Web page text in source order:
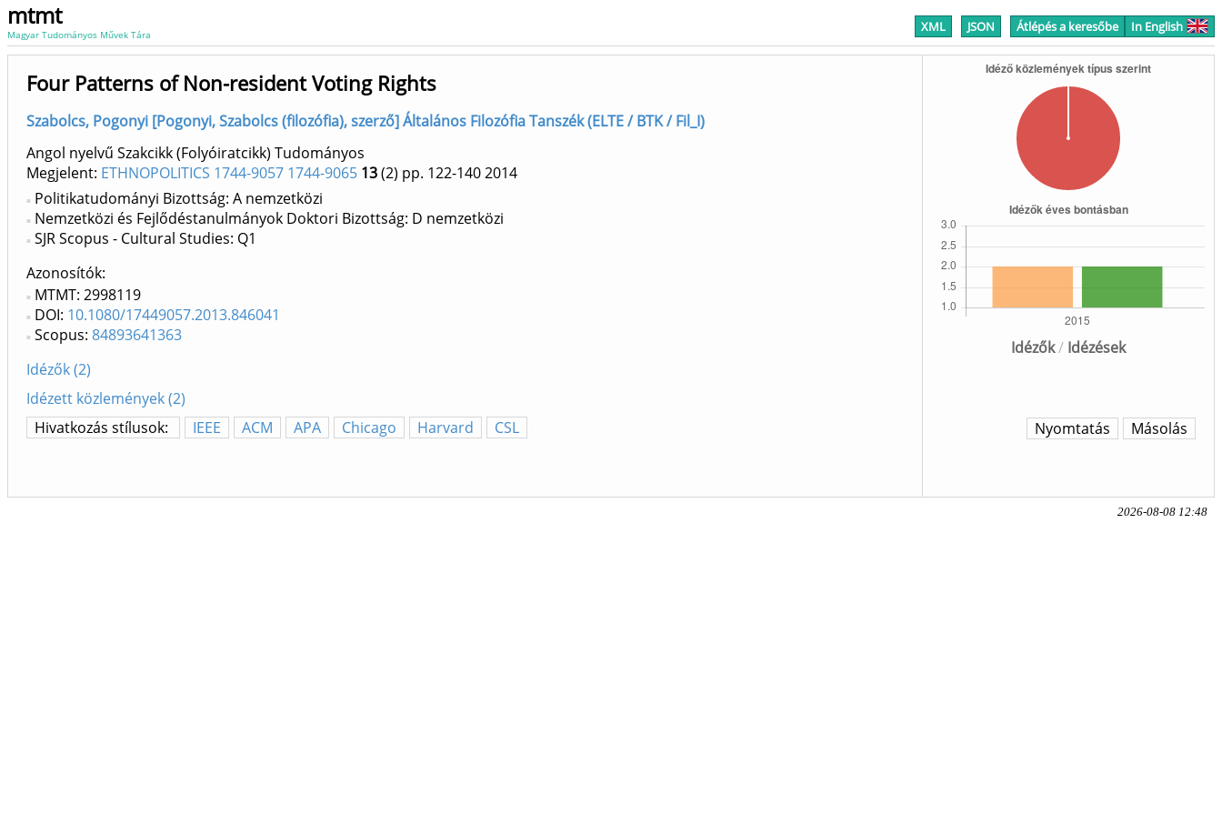
mtmt
Magyar Tudományos Művek Tára XML JSON Átlépés a keresőbe In English
Idézők/ Idézések
Four Patterns of Non-resident Voting Rights
Szabolcs, Pogonyi [Pogonyi, Szabolcs (filozófia), szerző] Általános Filozófia Tanszék (ELTE / BTK / Fil_I)
Angol nyelvű Szakcikk (Folyóiratcikk) Tudományos
Megjelent: ETHNOPOLITICS 1744-9057 1744-9065 13(2) pp. 122-1402014
Politikatudományi Bizottság: A nemzetközi
Nemzetközi és Fejlődéstanulmányok Doktori Bizottság: D nemzetközi
SJR Scopus - Cultural Studies: Q1
Azonosítók
MTMT: 2998119
DOI: 10.1080/17449057.2013.846041
Scopus: 84893641363
Idézők (2)
Idézett közlemények (2)
Hivatkozás stílusok:
IEEE ACM APA Chicago Harvard CSL Másolás
Nyomtatás
2026-08-08 12:48